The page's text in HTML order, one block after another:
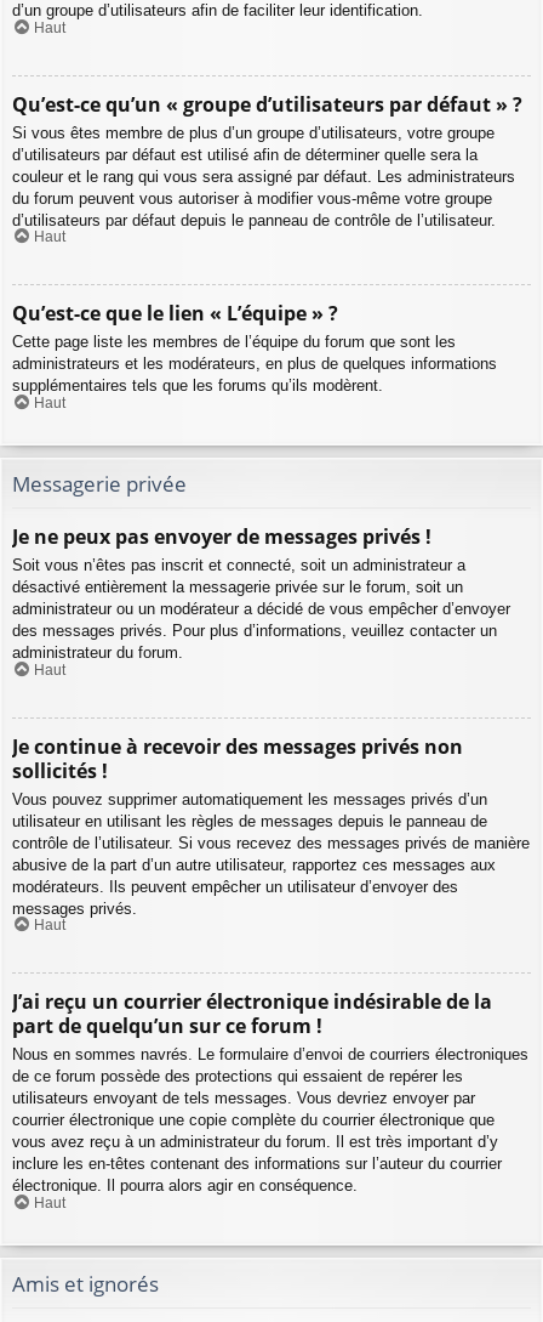
d’un groupe d’utilisateurs afin de faciliter leur identification.
Haut
Qu’est-ce qu’un « groupe d’utilisateurs par défaut » ?
Si vous êtes membre de plus d’un groupe d’utilisateurs, votre groupe
d’utilisateurs par défaut est utilisé afin de déterminer quelle sera la
couleur et le rang qui vous sera assigné par défaut. Les administrateurs
du forum peuvent vous autoriser à modifier vous-même votre groupe
d’utilisateurs par défaut depuis le panneau de contrôle de l’utilisateur.
Haut
Qu’est-ce que le lien « L’équipe » ?
Cette page liste les membres de l’équipe du forum que sont les
administrateurs et les modérateurs, en plus de quelques informations
supplémentaires tels que les forums qu’ils modèrent.
Haut
Messagerie privée
Je ne peux pas envoyer de messages privés !
Soit vous n’êtes pas inscrit et connecté, soit un administrateur a
désactivé entièrement la messagerie privée sur le forum, soit un
administrateur ou un modérateur a décidé de vous empêcher d’envoyer
des messages privés. Pour plus d’informations, veuillez contacter un
administrateur du forum.
Haut
Je continue à recevoir des messages privés non
sollicités !
Vous pouvez supprimer automatiquement les messages privés d’un
utilisateur en utilisant les règles de messages depuis le panneau de
contrôle de l’utilisateur. Si vous recevez des messages privés de manière
abusive de la part d’un autre utilisateur, rapportez ces messages aux
modérateurs. Ils peuvent empêcher un utilisateur d’envoyer des
messages privés.
Haut
J’ai reçu un courrier électronique indésirable de la
part de quelqu’un sur ce forum !
Nous en sommes navrés. Le formulaire d’envoi de courriers électroniques
de ce forum possède des protections qui essaient de repérer les
utilisateurs envoyant de tels messages. Vous devriez envoyer par
courrier électronique une copie complète du courrier électronique que
vous avez reçu à un administrateur du forum. Il est très important d’y
inclure les en-têtes contenant des informations sur l’auteur du courrier
électronique. Il pourra alors agir en conséquence.
Haut
Amis et ignorés